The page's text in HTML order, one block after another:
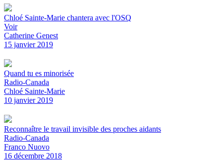
Chloé Sainte-Marie chantera avec l'OSQ
Voir
Catherine Genest
15 janvier 2019
Quand tu es minorisée
Radio-Canada
Chloé Sainte-Marie
10 janvier 2019
Reconnaître le travail invisible des proches aidants
Radio-Canada
Franco Nuovo
16 décembre 2018